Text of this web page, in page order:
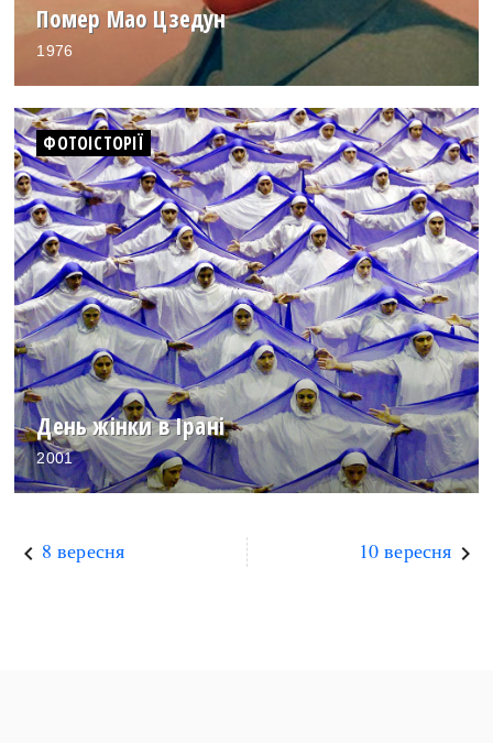
Помер Мао Цзедун
1976
ФОТОІСТОРІЇ
День жінки в Ірані
2001
keyboard_arrow_left 8 вересня 10 вересня keyboard_arrow_right